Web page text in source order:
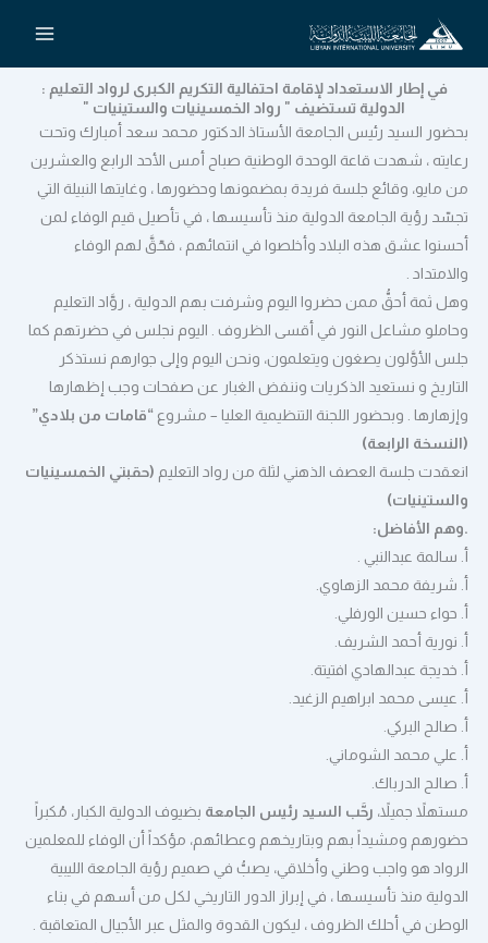
المحتوى
في إطار الاستعداد لإقامة احتفالية التكريم الكبرى لرواد التعليم :
الدولية تستضيف " رواد الخمسينيات والستينيات "
بحضور السيد رئيس الجامعة الأستاذ الدكتور محمد سعد أمبارك وتحت
رعايته ، شهدت قاعة الوحدة الوطنية صباح أمس الأحد الرابع والعشرين
من مايو، وقائع جلسة فريدة بمضمونها وحضورها ، وغايتها النبيلة التي
تجسّد رؤية الجامعة الدولية منذ تأسيسها ، في تأصيل قيم الوفاء لمن
أحسنوا عشق هذه البلاد وأخلصوا في انتمائهم ، فحّقَّ لهم الوفاء
والامتداد .
وهل ثمة أحقُّ ممن حضروا اليوم وشرفت بهم الدولية ، روَّاد التعليم
وحاملو مشاعل النور في أقسى الظروف . اليوم نجلس في حضرتهم كما
جلس الأوَّلون يصغون ويتعلمون، ونحن اليوم وإلى جوارهم نستذكر
التاريخ و نستعيد الذكريات وننفض الغبار عن صفحات وجب إظهارها
وإزهارها . وبحضور اللجنة التنظيمية العليا – مشروع “قامات من بلادي”
(النسخة الرابعة)
انعقدت جلسة العصف الذهني لثلة من رواد التعليم (حقبتي الخمسينيات
والستينيات)
.وهم الأفاضل:
أ. سالمة عبدالنبي .
أ. شريفة محمد الزهاوي.
أ. حواء حسين الورفلي.
أ. نورية أحمد الشريف.
أ. خديجة عبدالهادي افتيتة.
أ. عيسى محمد ابراهيم الزغيد.
أ. صالح البركي.
أ. علي محمد الشوماني.
أ. صالح الدرباك.
مستهلاً جميلاً، رحَّب السيد رئيس الجامعة بضيوف الدولية الكبار، مُكبراً
حضورهم ومشيداً بهم وبتاريخهم وعطائهم، مؤكداً أن الوفاء للمعلمين
الرواد هو واجب وطني وأخلاقي، يصبُّ في صميم رؤية الجامعة الليبية
الدولية منذ تأسيسها ، في إبراز الدور التاريخي لكل من أسهم في بناء
الوطن في أحلك الظروف ، ليكون القدوة والمثل عبر الأجيال المتعاقبة .